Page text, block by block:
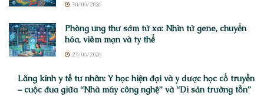
30/06/2026
Phòng ung thư sớm từ xa: Nhìn từ gene, chuyển
hóa, viêm mạn và ty thể
23/06/2026
Lăng kính y tế tư nhân: Y học hiện đại và y dược học cổ truyền
– cuộc đua giữa “Nhà máy công nghệ” và “Di sản trường tồn”